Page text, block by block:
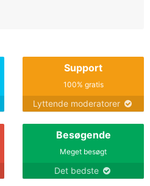
Support
100% gratis
Lyttende moderatorer
Besøgende
Meget besøgt
Det bedste